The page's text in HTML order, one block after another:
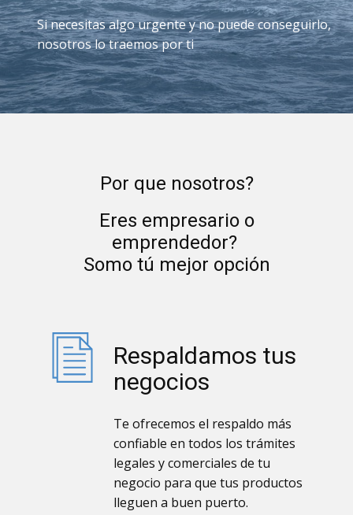
Si necesitas algo urgente y no puede conseguirlo,
nosotros lo traemos por ti
Por que nosotros?
Eres empresario o
emprendedor?
Somo tú mejor opción
Respaldamos tus
negocios
Te ofrecemos el respaldo más
confiable en todos los trámites
legales y comerciales de tu
negocio para que tus productos
lleguen a buen puerto.